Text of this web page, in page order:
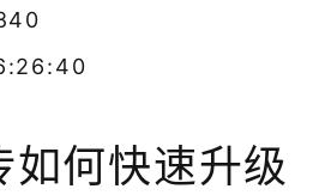
如何快速升级